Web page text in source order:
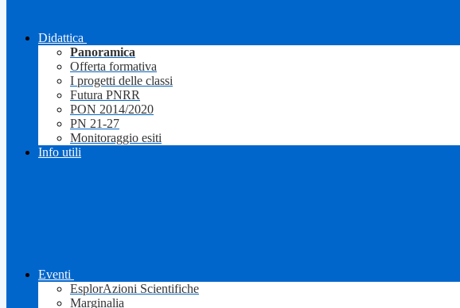
Didattica
Panoramica
Offerta formativa
I progetti delle classi
Futura PNRR
PON 2014/2020
PN 21-27
Monitoraggio esiti
Info utili
Eventi
EsplorAzioni Scientifiche
Marginalia